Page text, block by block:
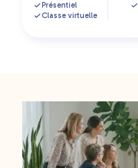
Présentiel
Classe virtuelle